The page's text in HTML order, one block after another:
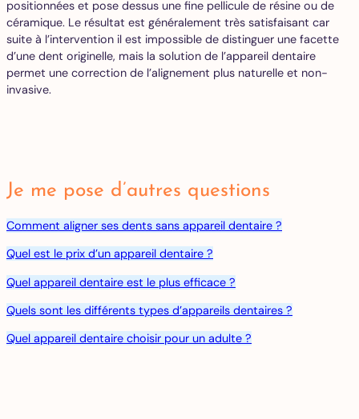
positionnées et pose dessus une fine pellicule de résine ou de
céramique. Le résultat est généralement très satisfaisant car
suite à l’intervention il est impossible de distinguer une facette
d’une dent originelle, mais la solution de l’appareil dentaire
permet une correction de l’alignement plus naturelle et non-
invasive.
Je me pose d’autres questions
Comment aligner ses dents sans appareil dentaire ?
Quel est le prix d’un appareil dentaire ?
Quel appareil dentaire est le plus efficace ?
Quels sont les différents types d’appareils dentaires ?
Quel appareil dentaire choisir pour un adulte ?